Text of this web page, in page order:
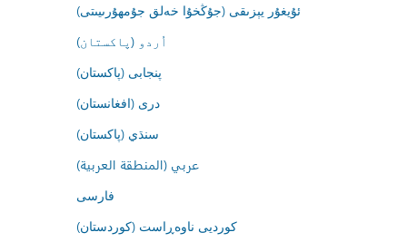
ئۇيغۇر يېزىقى (جۇڭخۇا خەلق جۇمھۇرىيىتى)
اُردو (پاکستان)
پنجابی (پاکستان)
درى (افغانستان)
سنڌي (پاکستان)
عربي (المنطقة العربية)
فارسى
کوردیی ناوەڕاست (کوردستان)